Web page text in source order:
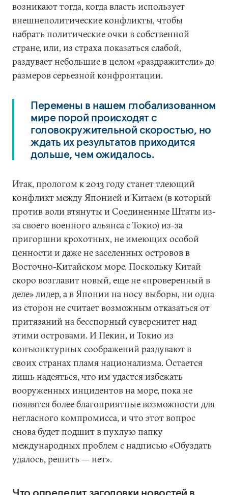
возникают тогда, когда власть использует
внешнеполитические конфликты, чтобы
набрать политические очки в собственной
стране, или, из страха показаться слабой,
раздувает небольшие в целом «раздражители» до
размеров серьезной конфронтации.
Перемены в нашем глобализованном
мире порой происходят с
головокружительной скоростью, но
ждать их результатов приходится
дольше, чем ожидалось.
Итак, прологом к 2013 году станет тлеющий
конфликт между Японией и Китаем (в который
против воли втянуты и Соединенные Штаты из-
за своего военного альянса с Токио) из-за
пригоршни крохотных, не имеющих особой
ценности и даже не заселенных островов в
Восточно-Китайском море. Поскольку Китай
скоро возглавит новый, еще не «проверенный в
деле» лидер, а в Японии на носу выборы, ни одна
из сторон не считает возможным отказаться от
притязаний на бесспорный суверенитет над
этими островами. И Пекин, и Токио из
конъюнктурных соображений раздувают в
своих странах пламя национализма. Остается
лишь надеяться, что им удастся избежать
вооруженных инцидентов на море, пока не
появятся более благоприятные возможности для
негласного компромисса, и что этот вопрос
снова будет подшит в пухлую папку
международных проблем с надписью «Обуздать
удалось, решить — нет».